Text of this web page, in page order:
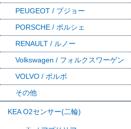
PEUGEOT / プジョー
PORSCHE / ポルシェ
RENAULT / ルノー
Volkswagen / フォルクスワーゲン
VOLVO / ボルボ
その他
KEA O2センサー(二輪)